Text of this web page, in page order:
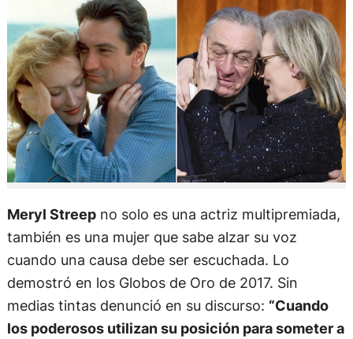
Meryl Streepno solo es una actriz multipremiada,
también es una mujer que sabe alzar su voz
cuando una causa debe ser escuchada. Lo
demostró en los Globos de Oro de 2017. Sin
medias tintas denunció en su discurso: “Cuando
los poderosos utilizan su posición para someter a